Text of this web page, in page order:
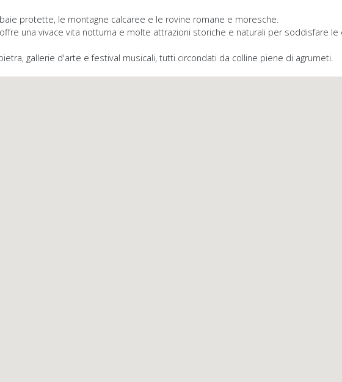
protette, le montagne calcaree e le rovine romane e moresche.
una vivace vita notturna e molte attrazioni storiche e naturali per soddisfare
gallerie d'arte e festival musicali, tutti circondati da colline piene di agrumeti.